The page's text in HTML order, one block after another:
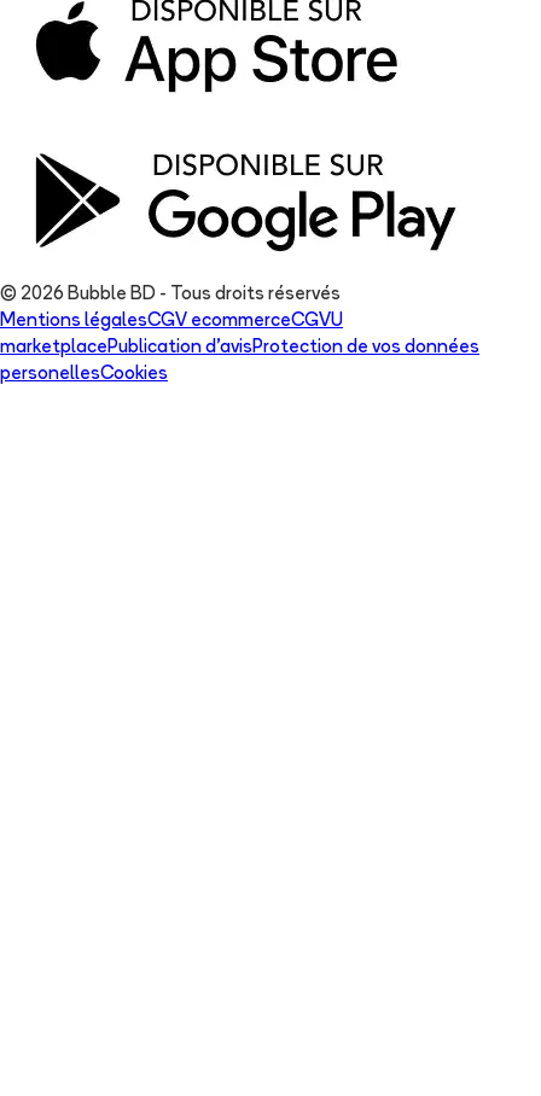
© 2026 Bubble BD - Tous droits réservés
Mentions légalesCGV ecommerceCGVU
marketplacePublication d'avisProtection de vos données
personellesCookies